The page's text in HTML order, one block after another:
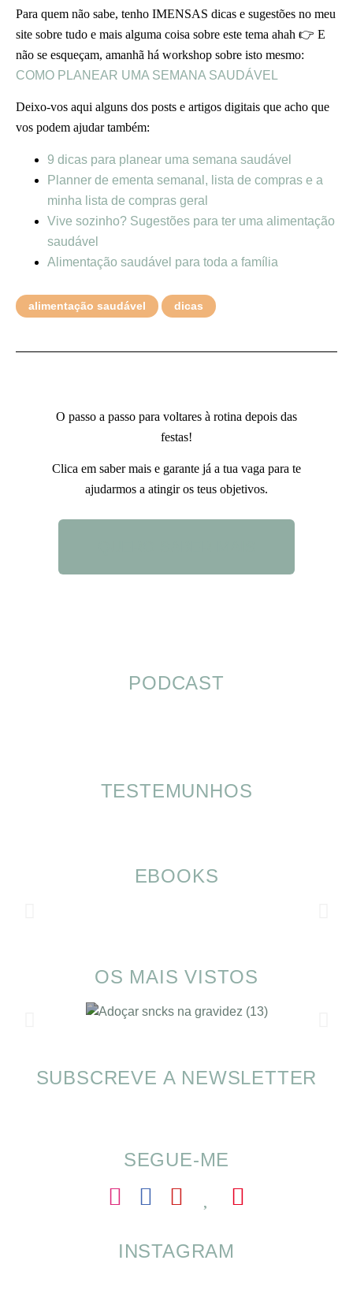
Para quem não sabe, tenho IMENSAS dicas e sugestões no meu
site sobre tudo e mais alguma coisa sobre este tema ahah 👉 E
não se esqueçam, amanhã há workshop sobre isto mesmo:
COMO PLANEAR UMA SEMANA SAUDÁVEL
Deixo-vos aqui alguns dos posts e artigos digitais que acho que
vos podem ajudar também:
9 dicas para planear uma semana saudável
Planner de ementa semanal, lista de compras e a
minha lista de compras geral
Vive sozinho? Sugestões para ter uma alimentação
saudável
Alimentação saudável para toda a família
alimentação saudável dicas
O passo a passo para voltares à rotina depois das
festas!
Clica em saber mais e garante já a tua vaga para te
ajudarmos a atingir os teus objetivos.
PODCAST
TESTEMUNHOS
EBOOKS
OS MAIS VISTOS
Alimentação nas férias com SOMP
SUBSCREVE A NEWSLETTER
SEGUE-ME
INSTAGRAM